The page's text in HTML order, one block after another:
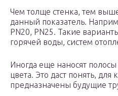
Чем толще стенка, тем
данный показатель.
PN20, PN25. Такие
горячей воды, систем
Иногда еще наносят
цвета. Это даст понять, для
предназначены будущие